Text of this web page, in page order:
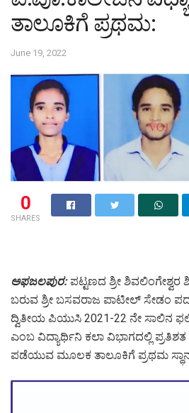
ತಾಲೂಕಿಗೆ ಪ್ರಥಮ:
June 19, 2022
0
SHARES
ಅಫಜಲಪುರ:ಪಟ್ಟಣದ ಶ್ರೀ
ಬರುವ ಶ್ರೀ ಬಸವರಾಜ ಪಾಟೀಲ್ ಸೇಡಂ
ದ್ವಿತೀಯ ಪಿಯುಸಿ 2021-22 ನೇ ಸಾಲಿನ
ಎಂಬ ವಿದ್ಯಾರ್ಥಿನಿ ಕಲಾ ವಿಭಾಗದಲ್ಲಿ ಪ್ರತಿಶತ
ಪಡೆಯುವ ಮೂಲಕ ತಾಲೂಕಿಗೆ ಪ್ರಥಮ ಸ್ಥಾನ